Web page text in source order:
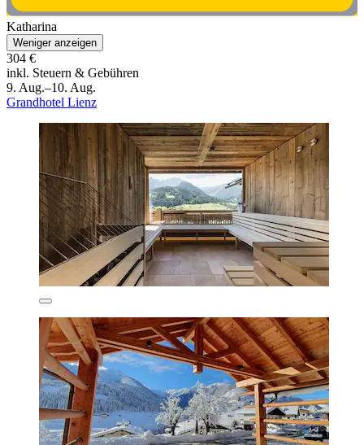
Katharina
Weniger anzeigen
304 €
inkl. Steuern & Gebühren
9. Aug.–10. Aug.
Grandhotel Lienz